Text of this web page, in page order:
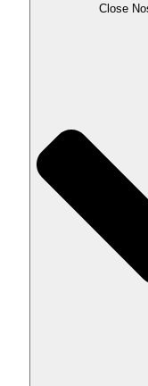
Close